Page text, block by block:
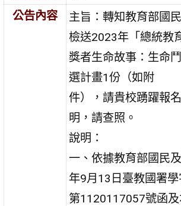
公告內容
主旨：轉知教育部國
檢送2023年「總統教
獎者生命故事：生命
選計畫1份（如附
件），請貴校踴躍報
明，請查照。
說明：
一、依據教育部國民
年9月13日臺教國署學
第1120117057號函